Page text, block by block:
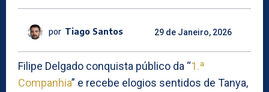
por Tiago Santos 29 de Janeiro, 2026
Filipe Delgado conquista público da “1.ª
Companhia” e recebe elogios sentidos de Tanya,